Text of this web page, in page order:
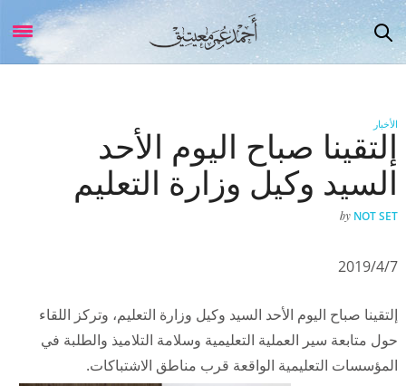
الأخبار
إلتقينا صباح اليوم الأحد
السيد وكيل وزارة التعليم
by NOT SET
2019/4/7
إلتقينا صباح اليوم الأحد السيد وكيل وزارة التعليم، وتركز اللقاء
حول متابعة سير العملية التعليمية وسلامة التلاميذ والطلبة في
المؤسسات التعليمية الواقعة قرب مناطق الاشتباكات.